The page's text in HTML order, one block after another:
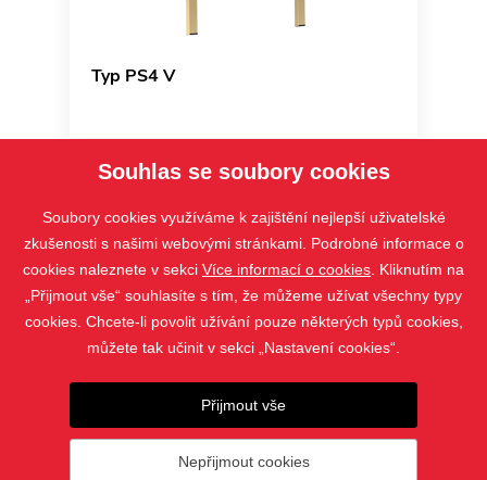
Typ PS4 V
PRODUKTY
Souhlas se soubory cookies
Soubory cookies využíváme k zajištění nejlepší uživatelské
zkušenosti s našimi webovými stránkami. Podrobné informace o
cookies naleznete v sekci Více informací o cookies . Kliknutím na
„Přijmout vše“ souhlasíte s tím, že můžeme užívat všechny typy
cookies. Chcete-li povolit užívání pouze některých typů cookies,
můžete tak učinit v sekci „Nastavení cookies“.
Přijmout vše
Nepřijmout cookies